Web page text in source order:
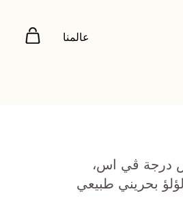
عالمنا
بالألماس درجة ڤي اس،
سترين (0.083 جرام)، ولؤلؤ بحريني طبيعي